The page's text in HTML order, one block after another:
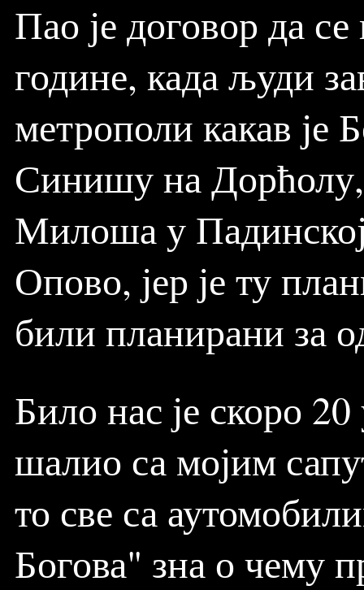
Пао је договор да
године, када људи
метрополи какав је
Синишу на Дорћолу,
Милоша у
Опово, јер је ту
били планирани за
Било нас је скоро
шалио са мојим
то све са
Богова" зна о чему